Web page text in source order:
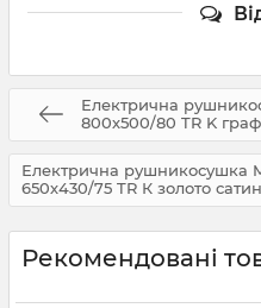
Електрична
800х500/80 TR K
Електрична рушникосушка
650х430/75 TR К золото сатин
Рекомендовані